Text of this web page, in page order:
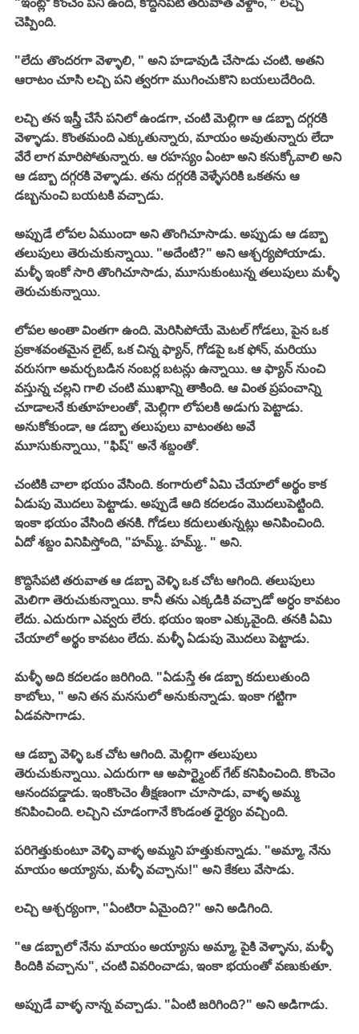
"ఇంట్లో కొంచెం పని ఉంది, కొద్దిసేపటి తరువాత వెళ్దాం, " లచ్చి
చెప్పింది.
"లేదు తొందరగా వెళ్ళాలి, " అని హడావుడి చేసాడు చంటి. అతని
ఆరాటం చూసి లచ్చి పని త్వరగా ముగించుకొని బయలుదేరింది.
లచ్చి తన ఇస్త్రీ చేసే పనిలో ఉండగా, చంటి మెల్లిగా ఆ డబ్బా దగ్గరకి
వెళ్ళాడు. కొంతమంది ఎక్కుతున్నారు, మాయం అవుతున్నారు లేదా
వేరే లాగ మారిపోతున్నారు. ఆ రహస్యం ఏంటా అని కనుక్కోవాలి అని
ఆ డబ్బా దగ్గరకి వెళ్ళాడు. తను దగ్గరకి వెళ్ళేసరికి ఒకతను ఆ
డబ్బనుంచి బయటకి వచ్చాడు.
అప్పుడే లోపల ఏముందా అని తొంగిచూసాడు. అప్పుడు ఆ డబ్బా
తలుపులు తెరుచుకున్నాయి. "అదేంటి?" అని ఆశ్చర్యపోయాడు.
మళ్ళీ ఇంకో సారి తొంగిచూసాడు, మూసుకుంటున్న తలుపులు మళ్ళీ
తెరుచుకున్నాయి.
లోపల అంతా వింతగా ఉంది. మెరిసిపోయే మెటల్ గోడలు, పైన ఒక
ప్రకాశవంతమైన లైట్, ఒక చిన్న ఫ్యాన్, గోడపై ఒక ఫోన్, మరియు
వరుసగా అమర్చబడిన నంబర్ల బటన్లు ఉన్నాయి. ఆ ఫ్యాన్ నుంచి
వస్తున్న చల్లని గాలి చంటి ముఖాన్ని తాకింది. ఆ వింత ప్రపంచాన్ని
చూడాలనే కుతూహలంతో, మెల్లిగా లోపలకి అడుగు పెట్టాడు.
అనుకోకుండా, ఆ డబ్బా తలుపులు వాటంతట అవే
మూసుకున్నాయి, "ఫిష్" అనే శబ్దంతో.
చంటికి చాలా భయం వేసింది. కంగారులో ఏమి చేయాలో అర్థం కాక
ఏడుపు మొదలు పెట్టాడు. అప్పుడే ఆది కదలడం మొదలుపెట్టింది.
ఇంకా భయం వేసింది తనకి. గోడలు కదులుతున్నట్లు అనిపించింది.
ఏదో శబ్దం వినిపిస్తోంది, "హమ్మ్.. హమ్మ్.. " అని.
కొద్దిసేపటి తరువాత ఆ డబ్బా వెళ్ళి ఒక చోట ఆగింది. తలుపులు
మెలిగా తెరుచుకున్నాయి. కానీ తను ఎక్కడికి వచ్చాడో అర్ధం కావటం
లేదు. ఎదురుగా ఎవ్వరు లేరు. భయం ఇంకా ఎక్కువైంది. తనకి ఏమి
చేయాలో అర్థం కావటం లేదు. మళ్ళీ ఏడుపు మొదలు పెట్టాడు.
మళ్ళీ అది కదలడం జరిగింది. "ఏడుస్తే ఈ డబ్బా కదులుతుంది
కాబోలు, " అని తన మనసులో అనుకున్నాడు. ఇంకా గట్టిగా
ఏడవసాగాడు.
ఆ డబ్బా వెళ్ళి ఒక చోట ఆగింది. మెల్లిగా తలుపులు
తెరుచుకున్నాయి. ఎదురుగా ఆ అపార్ట్మెంట్ గేట్ కనిపించింది. కొంచెం
ఆనందపడ్డాడు. ఇంకొంచెం తీక్షణంగా చూసాడు, వాళ్ళ అమ్మ
కనిపించింది. లచ్చిని చూడంగానే కొండంత ధైర్యం వచ్చింది.
పరిగెత్తుకుంటూ వెళ్ళి వాళ్ళ అమ్మని హత్తుకున్నాడు. "అమ్మా, నేను
మాయం అయ్యాను, మళ్ళీ వచ్చాను!" అని కేకలు వేసాడు.
లచ్చి ఆశ్చర్యంగా, "ఏంటిరా ఏమైంది?" అని అడిగింది.
"ఆ డబ్బాలో నేను మాయం అయ్యాను అమ్మా, పైకి వెళ్ళాను, మళ్ళీ
కిందికి వచ్చాను", చంటి వివరించాడు, ఇంకా భయంతో వణుకుతూ.
అప్పుడే వాళ్ళ నాన్న వచ్చాడు. "ఏంటి జరిగింది?" అని అడిగాడు.